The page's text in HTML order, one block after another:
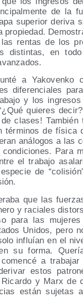
de la
supe­rior deri­va
pro­pie­dad.
ren­tas de los
dis­tin­tas, en
a Yako­ven­ko
dife­ren­cia­les
y los
quie­res
de cla­ses!
tér­mi­nos de físi­ca
aná­lo­gos a las
Para
el tra­ba­jo
de
que las
y racia­les
para las
Uni­dos, pero
influían en el
su for­ma.
a tra­ba­jar
estos
y Marx de
están suje­tas